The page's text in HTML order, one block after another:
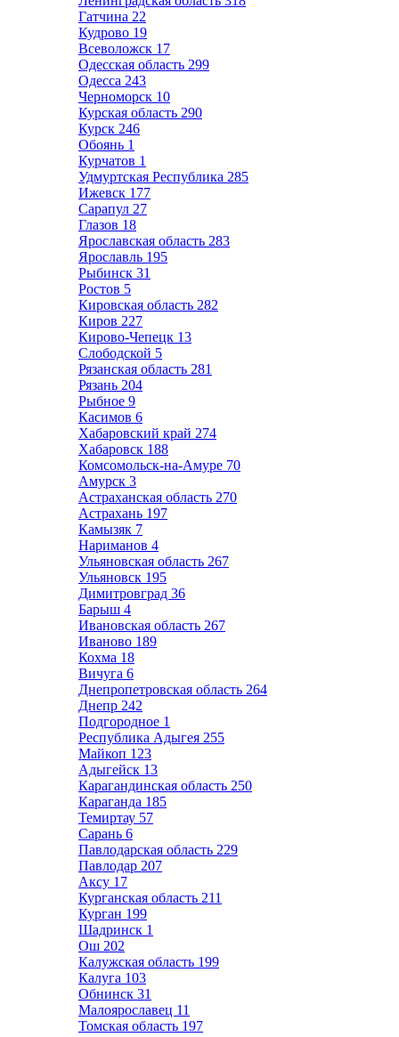
Гатчина 22
Кудрово 19
Всеволожск 17
Одесская область 299
Одесса 243
Черноморск 10
Курская область 290
Курск 246
Обоянь 1
Курчатов 1
Удмуртская Республика 285
Ижевск 177
Сарапул 27
Глазов 18
Ярославская область 283
Ярославль 195
Рыбинск 31
Ростов 5
Кировская область 282
Киров 227
Кирово-Чепецк 13
Слободской 5
Рязанская область 281
Рязань 204
Рыбное 9
Касимов 6
Хабаровский край 274
Хабаровск 188
Комсомольск-на-Амуре 70
Амурск 3
Астраханская область 270
Астрахань 197
Камызяк 7
Нариманов 4
Ульяновская область 267
Ульяновск 195
Димитровград 36
Барыш 4
Ивановская область 267
Иваново 189
Кохма 18
Вичуга 6
Днепропетровская область 264
Днепр 242
Подгородное 1
Республика Адыгея 255
Майкоп 123
Адыгейск 13
Карагандинская область 250
Караганда 185
Темиртау 57
Сарань 6
Павлодарская область 229
Павлодар 207
Аксу 17
Курганская область 211
Курган 199
Шадринск 1
Ош 202
Калужская область 199
Калуга 103
Обнинск 31
Малоярославец 11
Томская область 197